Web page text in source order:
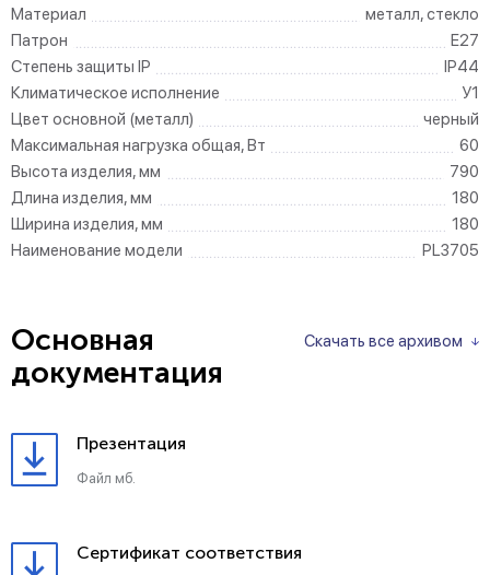
Материал
металл, стекло
Патрон
E27
Степень защиты IP
IP44
Климатическое исполнение
У1
Цвет основной (металл)
черный
Максимальная нагрузка общая, Вт
60
Высота изделия, мм
790
Длина изделия, мм
180
Ширина изделия, мм
180
Наименование модели
PL3705
Скачать все архивом
Основная
документация
Презентация
Файл мб.
Сертификат соответствия